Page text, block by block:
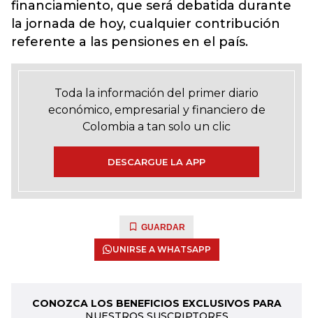
financiamiento, que será debatida durante
la jornada de hoy, cualquier contribución
referente a las pensiones en el país.
Toda la información del primer diario
económico, empresarial y financiero de
Colombia a tan solo un clic
DESCARGUE LA APP
GUARDAR
UNIRSE A WHATSAPP
CONOZCA LOS BENEFICIOS EXCLUSIVOS PARA